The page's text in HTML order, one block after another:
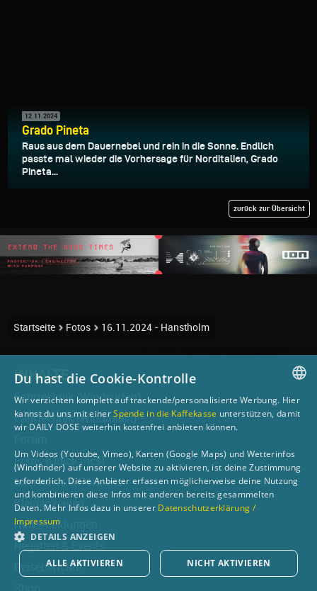
12.11.2024
Grado Pineta
Raus aus dem Dauernebel und rein in die Sonne. Endlich
passte mal wieder die Vorhersage für Norditalien, Grado
Pineta...
zurück zur Übersicht
Startseite Fotos 16.11.2024 - Hanstholm
INHALTE
Fahrtechnik (Windsurfen)
Fahrtechnik (Windfoilen)
Fotos (Quick Pics)
Interviews & Portraits
Kleinanzeigen
Newsmeldungen
Regatten & Events
Reiseberichte
GERMAN
Du hast die Cookie-Kontrolle
Wir verzichten komplett auf trackende/personalisierte Werbung. Hier
kannst du uns mit einerSpende in die Kaffekasse unterstützen, damit
wir DAILY DOSE weiterhin kostenfrei anbieten können.
Um Videos (Youtube, Vimeo), Karten (Google Maps) und Wetterinfos
(Windfinder) auf unserer Website zu aktivieren, ist deine Zustimmung
erforderlich. Diese Anbieter erfassen möglicherweise deine Nutzung
und kombinieren diese Infos mit anderen bereits gesammelten
Daten. Mehr Infos dazu in unserer Datenschutzerklärung /
Impressum
DETAILS ANZEIGEN
ALLE AKTIVIEREN NICHT AKTIVIEREN